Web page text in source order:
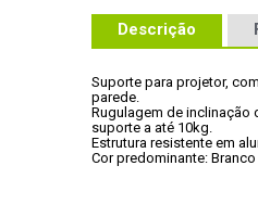
Descrição
Suporte para projetor,
parede.
Rugulagem de inclinação
suporte a até 10kg.
Estrutura resistente em
Cor predominante: Branco